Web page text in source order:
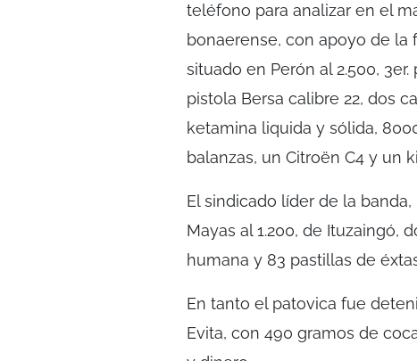
teléfono para analizar en el
bonaerense, con apoyo de
situado en Perón al 2.500,
pistola Bersa calibre 22, dos
ketamina liquida y sólida,
balanzas, un Citroën C4 y un
El sindicado líder de la
Mayas al 1.200, de Ituzaingó,
humana y 83 pastillas de
En tanto el patovica fue
Evita, con 490 gramos de